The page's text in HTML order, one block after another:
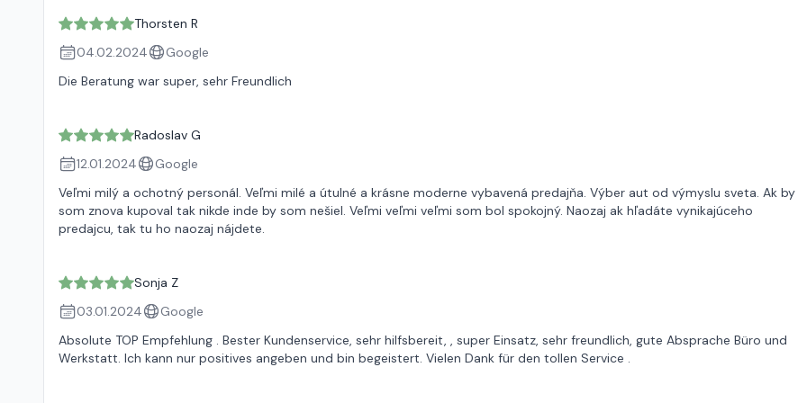
Thorsten R
04.02.2024
Google
Die Beratung war super, sehr Freundlich
Radoslav G
12.01.2024
Google
Veľmi milý a ochotný personál. Veľmi milé a útulné a krásne moderne vybavená predajňa. Výber aut od výmyslu sveta. Ak by
som znova kupoval tak nikde inde by som nešiel. Veľmi veľmi veľmi som bol spokojný. Naozaj ak hľadáte vynikajúceho
predajcu, tak tu ho naozaj nájdete.
Sonja Z
03.01.2024
Google
Absolute TOP Empfehlung . Bester Kundenservice, sehr hilfsbereit, , super Einsatz, sehr freundlich, gute Absprache Büro und
Werkstatt. Ich kann nur positives angeben und bin begeistert. Vielen Dank für den tollen Service .